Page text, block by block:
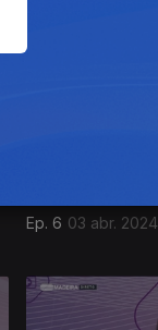
Ep. 6 03 abr. 2024